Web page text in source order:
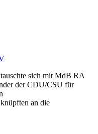
sich mit MdB RA
der CDU/CSU für
an die